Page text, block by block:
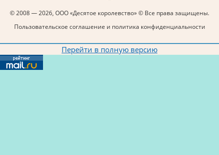
© 2008 — 2026, ООО «Десятое королевство» © Все права защищены.
Пользовательское соглашение и политика конфиденциальности
Перейти в полную версию